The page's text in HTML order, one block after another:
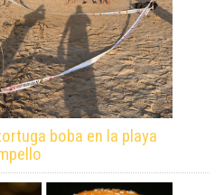
boba en la playa